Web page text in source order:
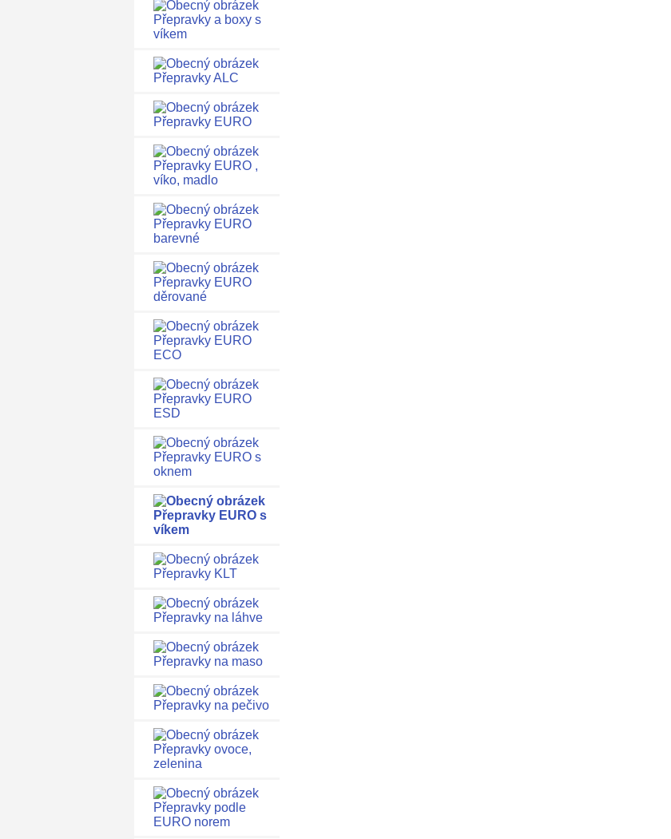
Přepravky a boxy s
víkem
Přepravky ALC
Přepravky EURO
Přepravky EURO ,
víko, madlo
Přepravky EURO
barevné
Přepravky EURO
děrované
Přepravky EURO
ECO
Přepravky EURO
ESD
Přepravky EURO s
oknem
Přepravky EURO s
víkem
Přepravky KLT
Přepravky na láhve
Přepravky na maso
Přepravky na pečivo
Přepravky ovoce,
zelenina
Přepravky podle
EURO norem